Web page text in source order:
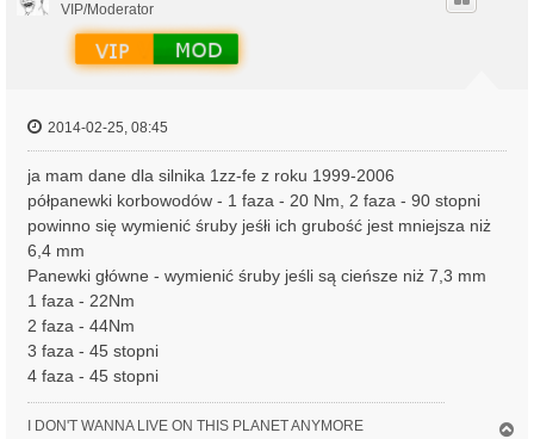
VIP/Moderator
2014-02-25, 08:45
ja mam dane dla silnika 1zz-fe z roku 1999-2006
półpanewki korbowodów - 1 faza - 20 Nm, 2 faza - 90 stopni
powinno się wymienić śruby jeśłi ich grubość jest mniejsza niż
6,4 mm
Panewki główne - wymienić śruby jeśli są cieńsze niż 7,3 mm
1 faza - 22Nm
2 faza - 44Nm
3 faza - 45 stopni
4 faza - 45 stopni
I DON'T WANNA LIVE ON THIS PLANET ANYMORE